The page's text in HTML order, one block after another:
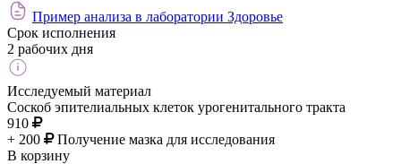
Пример анализа в лаборатории Здоровье
Срок исполнения
2 рабочих дня
Исследуемый материал
Соскоб эпителиальных клеток урогенитального тракта
910
+ 200
Получение мазка для исследования
В корзину